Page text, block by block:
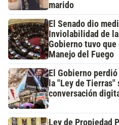
marido
El Senado dio
Inviolabilidad de
Gobierno tuvo que
Manejo del Fuego
El Gobierno
la "Ley de
conversación
Ley de Propiedad